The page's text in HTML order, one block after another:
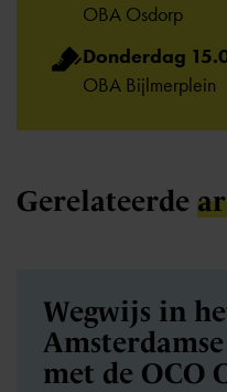
OBA Osdorp
Donderdag
OBA Bijlmerplein
Gerelateerde
Wegwijs in
met de OCO